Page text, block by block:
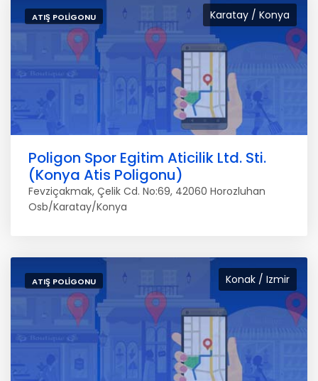
Karatay / Konya
ATIŞ POLIGONU
Poligon Spor Egitim Aticilik Ltd. Sti.
(Konya Atis Poligonu)
Fevziçakmak, Çelik Cd. No:69, 42060 Horozluhan
Osb/Karatay/Konya
Konak / Izmir
ATIŞ POLIGONU